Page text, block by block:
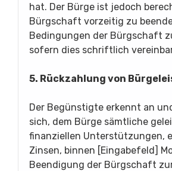
hat. Der Bürge ist jedoch
Bürgschaft vorzeitig zu
Bedingungen der Bürgschaft
sofern dies schriftlich
5. Rückzahlung von
Der Begünstigte erkennt an
sich, dem Bürge sämtliche
finanziellen Unterstützungen,
Zinsen, binnen [Eingabefeld]
Beendigung der Bürgschaft